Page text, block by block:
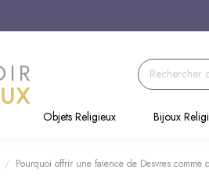
Objets Religieux
Bijoux
Pourquoi offrir une faïence de Desvres comme